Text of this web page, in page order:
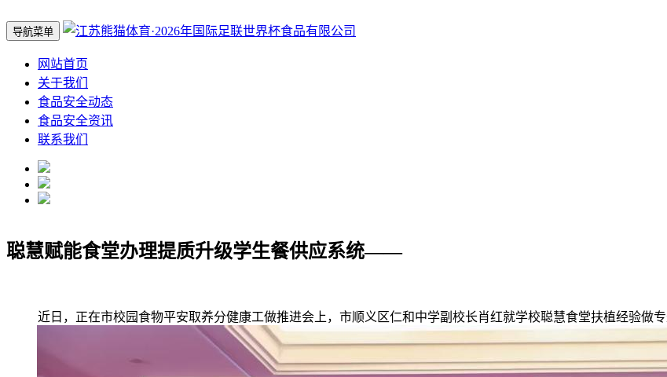
导航菜单
网站首页
关于我们
食品安全动态
食品安全资讯
联系我们
聪慧赋能食堂办理提质升级学生餐供应系统——
近日，正在市校园食物平安取养分健康工做推进会上，市顺义区仁和中学副校长肖红就学校聪慧食堂扶植经验做